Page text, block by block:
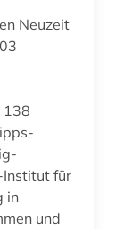
Neuzeit
138
Institut für
in
und